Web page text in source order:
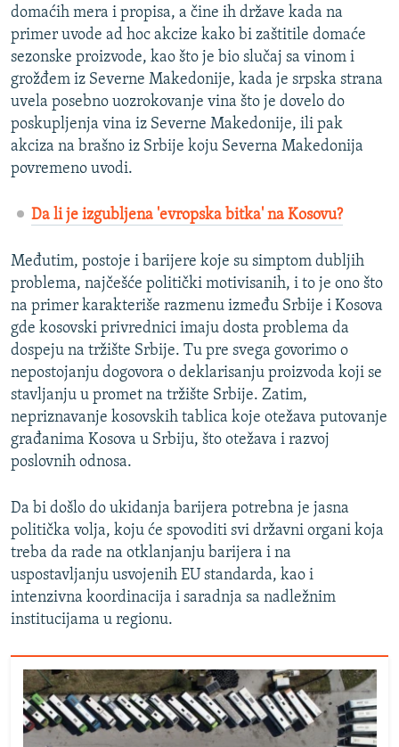
domaćih mera i propisa, a čine ih države kada na
primer uvode ad hoc akcize kako bi zaštitile domaće
sezonske proizvode, kao što je bio slučaj sa vinom i
grožđem iz Severne Makedonije, kada je srpska strana
uvela posebno uozrokovanje vina što je dovelo do
poskupljenja vina iz Severne Makedonije, ili pak
akciza na brašno iz Srbije koju Severna Makedonija
povremeno uvodi.
Da li je izgubljena 'evropska bitka' na Kosovu?
Međutim, postoje i barijere koje su simptom dubljih
problema, najčešće politički motivisanih, i to je ono što
na primer karakteriše razmenu između Srbije i Kosova
gde kosovski privrednici imaju dosta problema da
dospeju na tržište Srbije. Tu pre svega govorimo o
nepostojanju dogovora o deklarisanju proizvoda koji se
stavljanju u promet na tržište Srbije. Zatim,
nepriznavanje kosovskih tablica koje otežava putovanje
građanima Kosova u Srbiju, što otežava i razvoj
poslovnih odnosa.
Da bi došlo do ukidanja barijera potrebna je jasna
politička volja, koju će spovoditi svi državni organi koja
treba da rade na otklanjanju barijera i na
uspostavljanju usvojenih EU standarda, kao i
intenzivna koordinacija i saradnja sa nadležnim
institucijama u regionu.